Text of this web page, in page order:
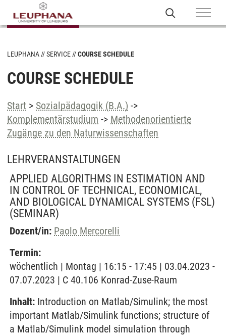
LEUPHANA SERVICE COURSE SCHEDULE
COURSE SCHEDULE
Start > Sozialpädagogik (B.A.) ->
Komplementärstudium -> Methodenorientierte
Zugänge zu den Naturwissenschaften
LEHRVERANSTALTUNGEN
APPLIED ALGORITHMS IN ESTIMATION AND
IN CONTROL OF TECHNICAL, ECONOMICAL,
AND BIOLOGICAL DYNAMICAL SYSTEMS (FSL)
(SEMINAR)
Dozent/in: Paolo Mercorelli
Termin:
wöchentlich | Montag | 16:15 - 17:45 | 03.04.2023 -
07.07.2023 | C 40.106 Konrad-Zuse-Raum
Inhalt: Introduction on Matlab/Simulink; the most
important Matlab/Simulink functions; structure of
a Matlab/Simulink model simulation through